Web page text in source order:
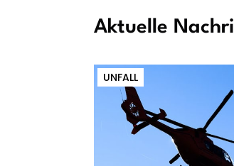
Aktuelle
UNFALL